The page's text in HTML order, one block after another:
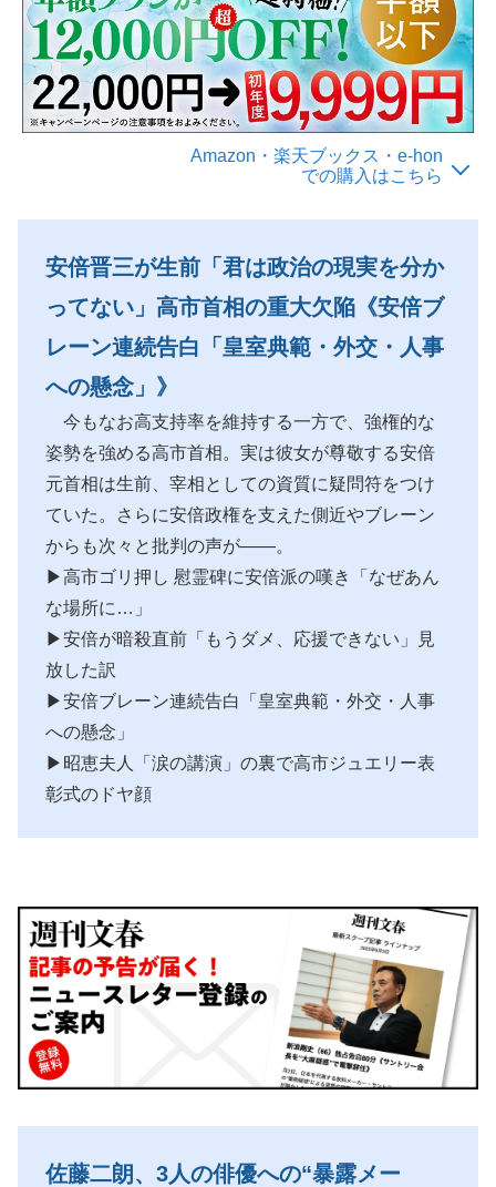
Amazon・楽天ブックス・e-hon
での購入はこちら
安倍晋三が生前「君は政治の現実を分か
ってない」高市首相の重大欠陥《安倍ブ
レーン連続告白「皇室典範・外交・人事
への懸念」》
今もなお高支持率を維持する一方で、強権的な
姿勢を強める高市首相。実は彼女が尊敬する安倍
元首相は生前、宰相としての資質に疑問符をつけ
ていた。さらに安倍政権を支えた側近やブレーン
からも次々と批判の声が――。
▶高市ゴリ押し 慰霊碑に安倍派の嘆き「なぜあん
な場所に…」
▶安倍が暗殺直前「もうダメ、応援できない」見
放した訳
▶安倍ブレーン連続告白「皇室典範・外交・人事
への懸念」
▶昭恵夫人「涙の講演」の裏で高市ジュエリー表
彰式のドヤ顔
佐藤二朗、3人の俳優への“暴露メー